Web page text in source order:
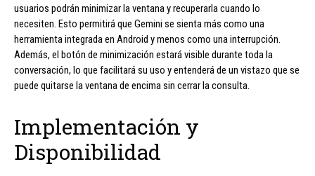
usuarios podrán minimizar la ventana y recuperarla cuando lo
necesiten. Esto permitirá que Gemini se sienta más como una
herramienta integrada en Android y menos como una interrupción.
Además, el botón de minimización estará visible durante toda la
conversación, lo que facilitará su uso y entenderá de un vistazo que se
puede quitarse la ventana de encima sin cerrar la consulta.
Implementación y
Disponibilidad